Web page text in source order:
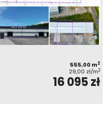
555,00 m2
29,00 zł/m2
16 095 zł